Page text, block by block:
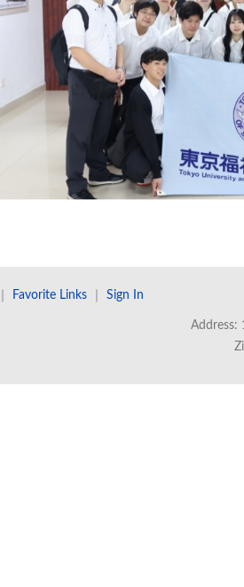
Favorite Links Sign In
Address: